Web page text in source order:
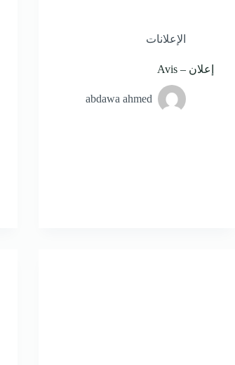
الإعلانات
إعلان – Avis
abdawa ahmed